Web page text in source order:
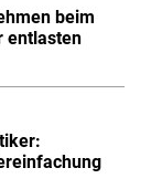
beim
entlasten